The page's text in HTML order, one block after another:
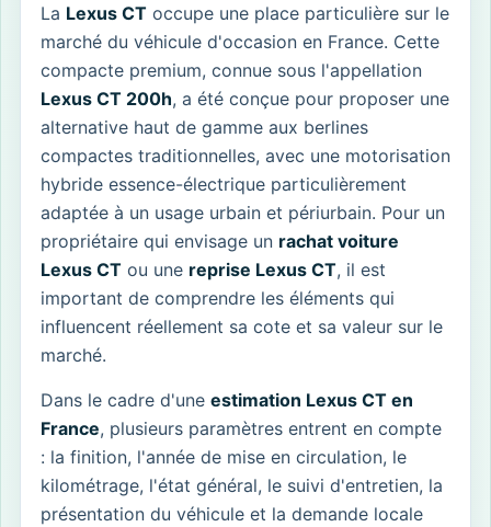
La Lexus CT occupe une place particulière sur le
marché du véhicule d'occasion en France. Cette
compacte premium, connue sous l'appellation
Lexus CT 200h, a été conçue pour proposer une
alternative haut de gamme aux berlines
compactes traditionnelles, avec une motorisation
hybride essence-électrique particulièrement
adaptée à un usage urbain et périurbain. Pour un
propriétaire qui envisage un rachat voiture
Lexus CT ou une reprise Lexus CT, il est
important de comprendre les éléments qui
influencent réellement sa cote et sa valeur sur le
marché.
Dans le cadre d'une estimation Lexus CT en
France, plusieurs paramètres entrent en compte
: la finition, l'année de mise en circulation, le
kilométrage, l'état général, le suivi d'entretien, la
présentation du véhicule et la demande locale